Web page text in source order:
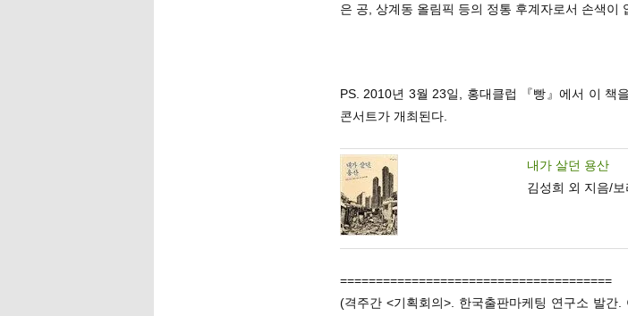
은 공, 상계동 올림픽 등의 정통 후계자로서 손색이
PS. 2010년 3월 23일, 홍대클럽 『빵』에서 이 책
콘서트가 개최된다.
내가 살던 용산
김성희 외 지음/보
======================================
(격주간 <기획회의>. 한국출판마케팅 연구소 발간.